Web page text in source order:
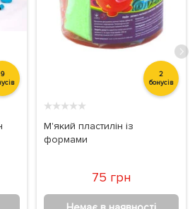
9
2
бонусів
★★★★★
М'який пластилін із
формами
75 грн